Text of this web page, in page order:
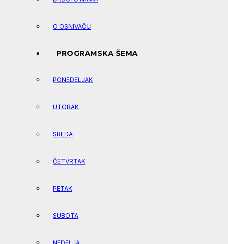
O OSNIVAČU
PROGRAMSKA ŠEMA
PONEDELJAK
UTORAK
SREDA
ČETVRTAK
PETAK
SUBOTA